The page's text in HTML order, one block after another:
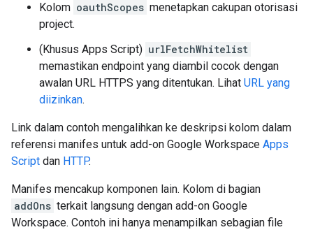
Kolom oauthScopes menetapkan cakupan otorisasi
project.
(Khusus Apps Script) urlFetchWhitelist
memastikan endpoint yang diambil cocok dengan
awalan URL HTTPS yang ditentukan. Lihat URL yang
diizinkan.
Link dalam contoh mengalihkan ke deskripsi kolom dalam
referensi manifes untuk add-on Google Workspace Apps
Script dan HTTP.
Manifes mencakup komponen lain. Kolom di bagian
addOns terkait langsung dengan add-on Google
Workspace. Contoh ini hanya menampilkan sebagian file